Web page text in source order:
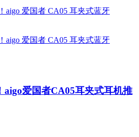
aigo爱国者CA05耳夹式耳机推